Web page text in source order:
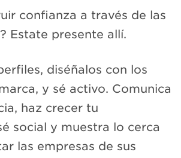
confianza a través de las
Estate presente allí.
diséñalos con los
y sé activo. Comunica
haz crecer tu
social y muestra lo cerca
las empresas de sus